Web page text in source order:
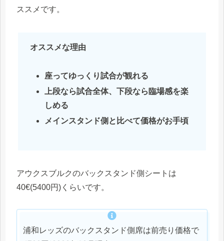
ススメです。
オススメな理由
座ってゆっくり試合が観れる
上段なら試合全体、下段なら臨場感を楽
しめる
メインスタンド側と比べて価格がお手頃
アウクスブルクのバックスタンド側シートは
40€(5400円)くらいです。
浦和レッズのバックスタンド側席は前売り価格で